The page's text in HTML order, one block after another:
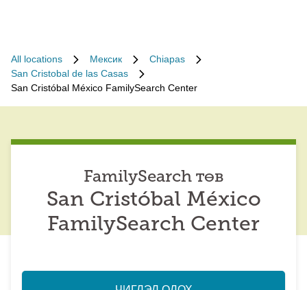
All locations Мексик
Chiapas
San Cristobal de las Casas
San Cristóbal México FamilySearch Center
FamilySearch төв
San Cristóbal México
FamilySearch Center